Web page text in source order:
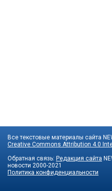
Все текстовые материалы сайта
Creative Commons Attribution 4.0
Обратная связь: Редакция сайта
новости 2000-2021
Политика конфиденциальности